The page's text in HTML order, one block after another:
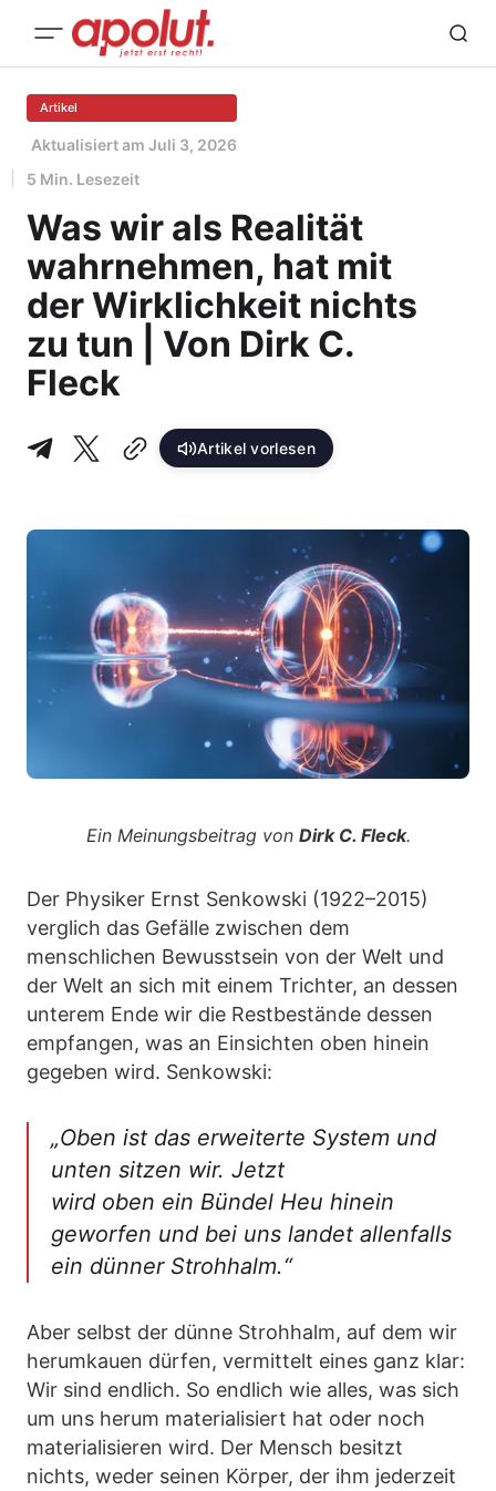
Artikel
Aktualisiert am Juli 3, 2026
5 Min. Lesezeit
Was wir als Realität
wahrnehmen, hat mit
der Wirklichkeit nichts
zu tun | Von Dirk C.
Fleck
Artikel vorlesen
Ein Meinungsbeitrag von Dirk C. Fleck.
Der Physiker Ernst Senkowski (1922–2015)
verglich das Gefälle zwischen dem
menschlichen Bewusstsein von der Welt und
der Welt an sich mit einem Trichter, an dessen
unterem Ende wir die Restbestände dessen
empfangen, was an Einsichten oben hinein
gegeben wird. Senkowski:
„Oben ist das erweiterte System und
unten sitzen wir. Jetzt
wird oben ein Bündel Heu hinein
geworfen und bei uns landet allenfalls
ein dünner Strohhalm.“
Aber selbst der dünne Strohhalm, auf dem wir
herumkauen dürfen, vermittelt eines ganz klar:
Wir sind endlich. So endlich wie alles, was sich
um uns herum materialisiert hat oder noch
materialisieren wird. Der Mensch besitzt
nichts, weder seinen Körper, der ihm jederzeit